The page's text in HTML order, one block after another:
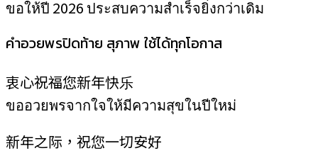
ขอให้ปี 2026 ประสบความสำเร็จยิ่งกว่าเดิม
คำอวยพรปิดท้าย สุภาพ ใช้ได้ทุกโอกาส
衷心祝福您新年快乐
ขออวยพรจากใจให้มีความสุขในปีใหม่
新年之际，祝您一切安好